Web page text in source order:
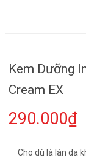
Kem Dưỡng
Cream EX
290.000₫
Cho dù là làn da